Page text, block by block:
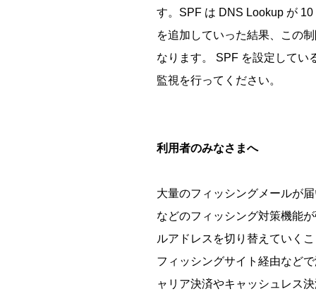
す。SPF は DNS Lookup が
を追加していった結果、この
なります。 SPF を設定してい
監視を行ってください。
利用者のみなさまへ
大量のフィッシングメールが
などのフィッシング対策機能
ルアドレスを切り替えていく
フィッシングサイト経由など
ャリア決済やキャッシュレス